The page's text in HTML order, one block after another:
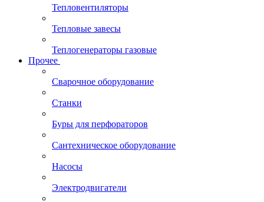
Тепловентиляторы
Тепловые завесы
Теплогенераторы газовые
Прочее
Сварочное оборудование
Станки
Буры для перфораторов
Сантехническое оборудование
Насосы
Электродвигатели